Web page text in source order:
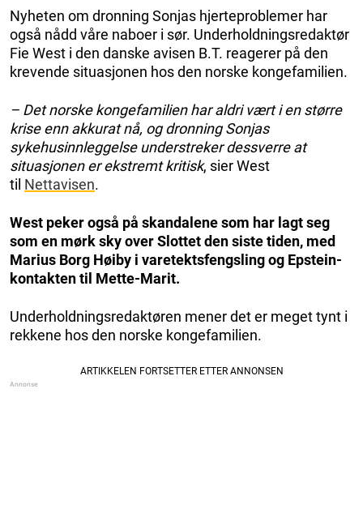
Nyheten om dronning Sonjas hjerteproblemer har
også nådd våre naboer i sør. Underholdningsredaktør
Fie West i den danske avisen B.T. reagerer på den
krevende situasjonen hos den norske kongefamilien.
– Det norske kongefamilien har aldri vært i en større
krise enn akkurat nå, og dronning Sonjas
sykehusinnleggelse understreker dessverre at
situasjonen er ekstremt kritisk, sier West
til Nettavisen.
West peker også på skandalene som har lagt seg
som en mørk sky over Slottet den siste tiden, med
Marius Borg Høiby i varetektsfengsling og Epstein-
kontakten til Mette-Marit.
Underholdningsredaktøren mener det er meget tynt i
rekkene hos den norske kongefamilien.